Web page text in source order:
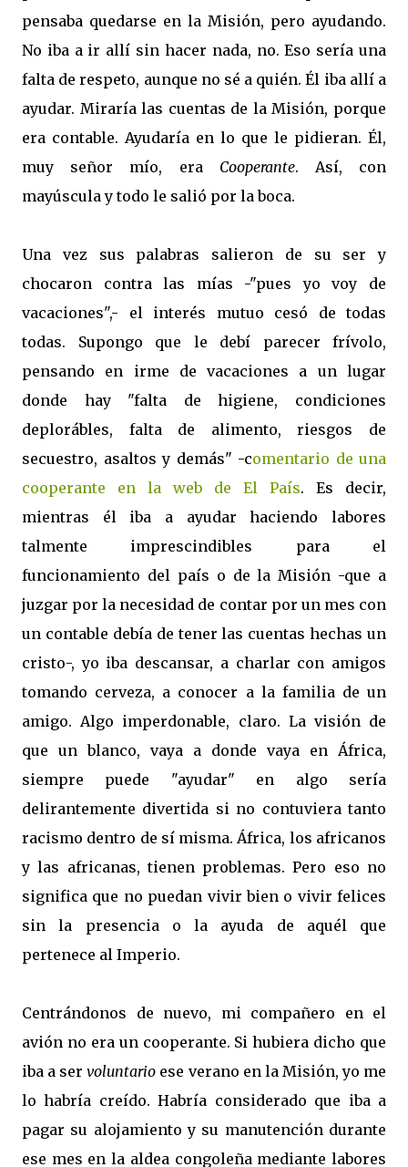
pensaba quedarse en la Misión, pero ayudando.
No iba a ir allí sin hacer nada, no. Eso sería una
falta de respeto, aunque no sé a quién. Él iba allí a
ayudar. Miraría las cuentas de la Misión, porque
era contable. Ayudaría en lo que le pidieran. Él,
muy señor mío, era Cooperante. Así, con
mayúscula y todo le salió por la boca.
Una vez sus palabras salieron de su ser y
chocaron contra las mías -"pues yo voy de
vacaciones",- el interés mutuo cesó de todas
todas. Supongo que le debí parecer frívolo,
pensando en irme de vacaciones a un lugar
donde hay "falta de higiene, condiciones
deplorábles, falta de alimento, riesgos de
secuestro, asaltos y demás" -comentario de una
cooperante en la web de El País. Es decir,
mientras él iba a ayudar haciendo labores
talmente imprescindibles para el
funcionamiento del país o de la Misión -que a
juzgar por la necesidad de contar por un mes con
un contable debía de tener las cuentas hechas un
cristo-, yo iba descansar, a charlar con amigos
tomando cerveza, a conocer a la familia de un
amigo. Algo imperdonable, claro. La visión de
que un blanco, vaya a donde vaya en África,
siempre puede "ayudar" en algo sería
delirantemente divertida si no contuviera tanto
racismo dentro de sí misma. África, los africanos
y las africanas, tienen problemas. Pero eso no
significa que no puedan vivir bien o vivir felices
sin la presencia o la ayuda de aquél que
pertenece al Imperio.
Centrándonos de nuevo, mi compañero en el
avión no era un cooperante. Si hubiera dicho que
iba a servoluntario ese verano en la Misión, yo me
lo habría creído. Habría considerado que iba a
pagar su alojamiento y su manutención durante
ese mes en la aldea congoleña mediante labores